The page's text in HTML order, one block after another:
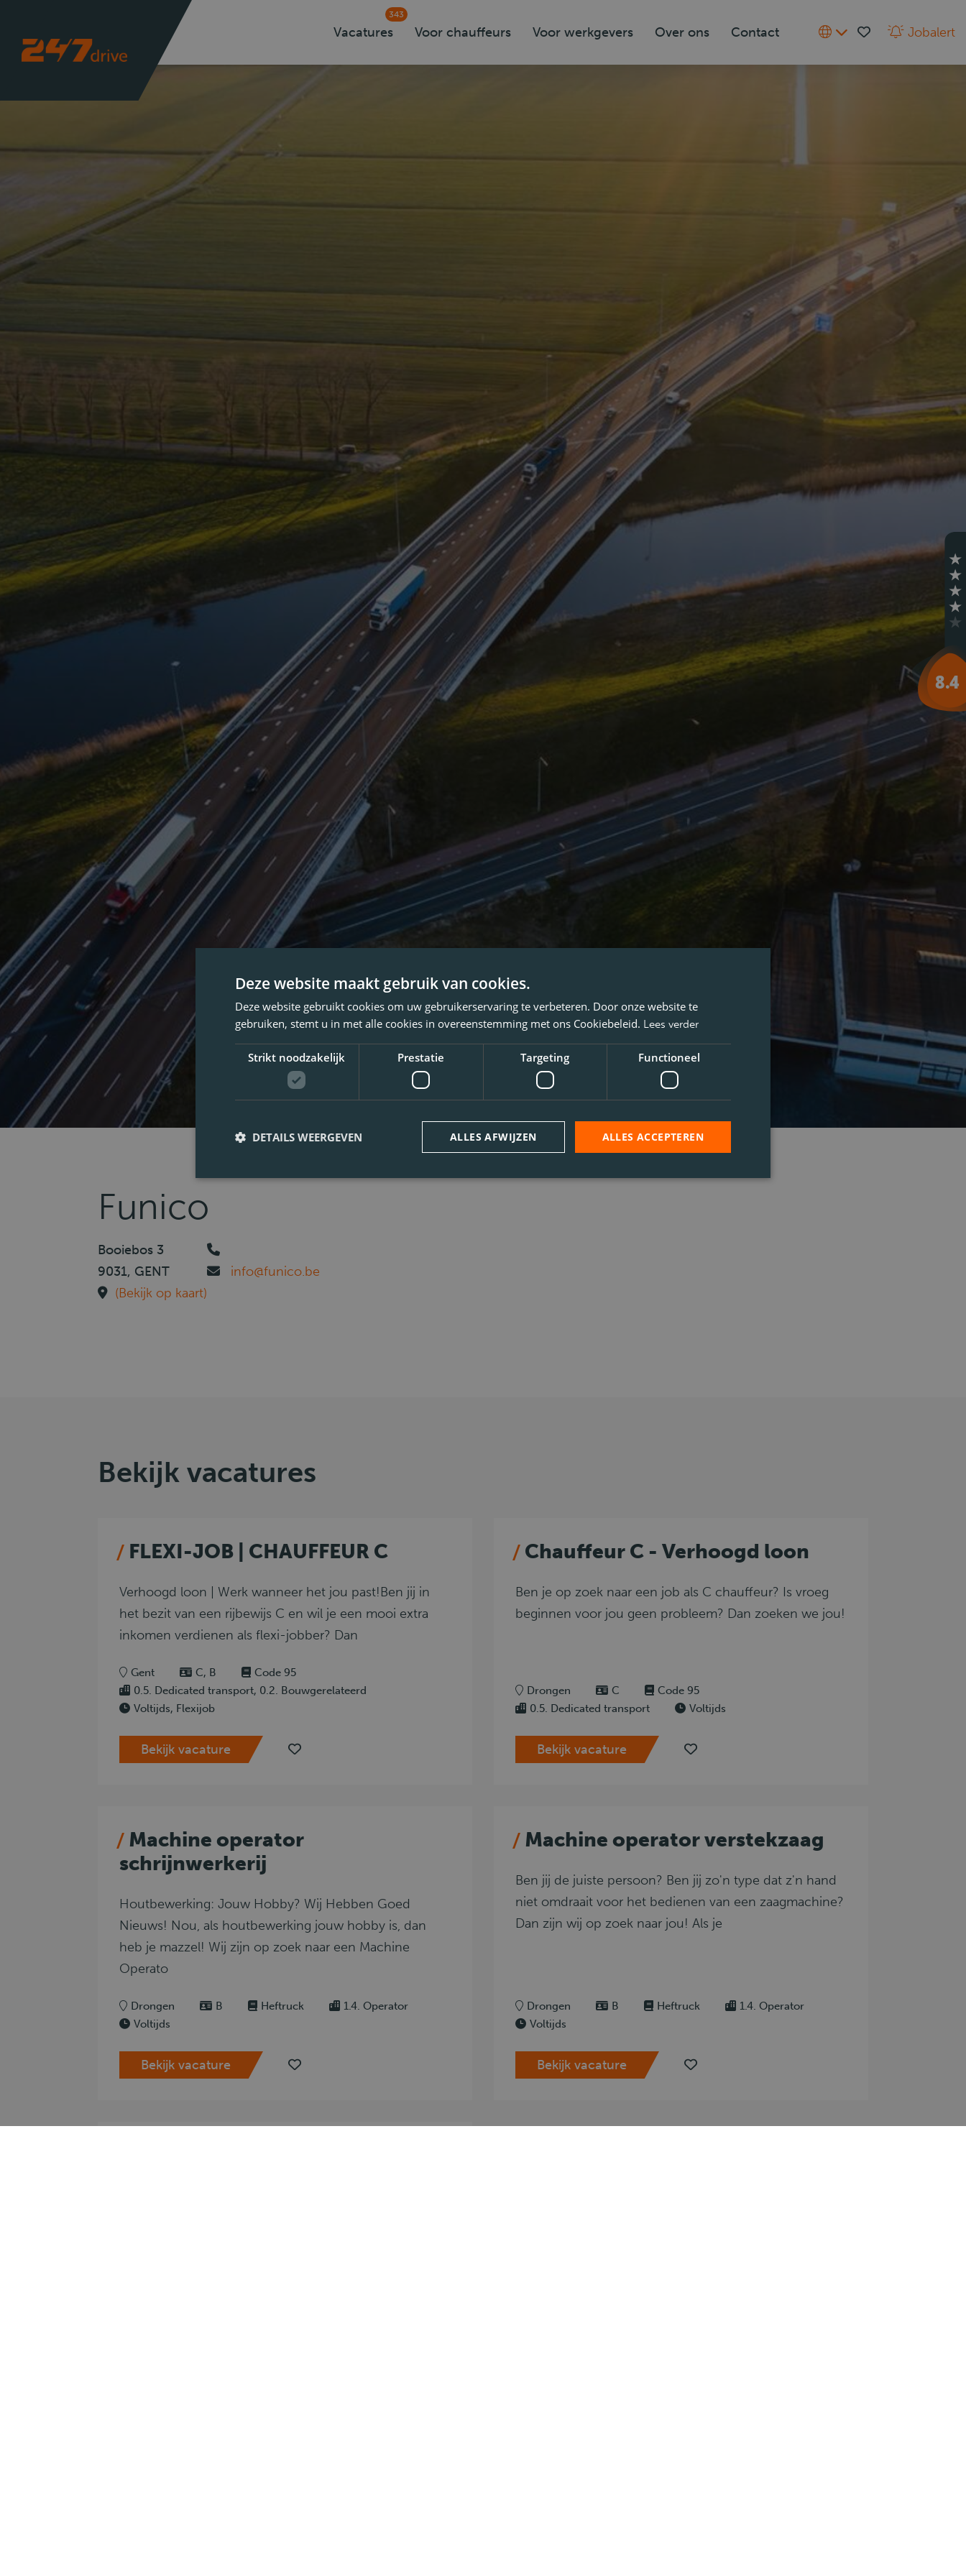
Vacatures
343
Voor chauffeurs Voor werkgevers Over ons Contact Jobalert
Funico
Booiebos 3
9031, GENT
(Bekijk op kaart)
info@funico.be
Bekijk vacatures
FLEXI-JOB | CHAUFFEUR C
Verhoogd loon | Werk wanneer het jou past!Ben jij in
het bezit van een rijbewijs C en wil je een mooi extra
inkomen verdienen als flexi-jobber? Dan
Gent C, B
Code 95
0.5. Dedicated transport, 0.2. Bouwgerelateerd
Voltijds, Flexijob
Bekijk vacature
Chauffeur C - Verhoogd loon
Ben je op zoek naar een job als C chauffeur? Is vroeg
beginnen voor jou geen probleem? Dan zoeken we jou!
Drongen C
Code 95
0.5. Dedicated transport
Voltijds
Bekijk vacature
Machine operator
schrijnwerkerij
Houtbewerking: Jouw Hobby? Wij Hebben Goed
Nieuws! Nou, als houtbewerking jouw hobby is, dan
heb je mazzel! Wij zijn op zoek naar een Machine
Operato
Drongen B Heftruck
1.4. Operator
Voltijds
Bekijk vacature
Machine operator verstekzaag
Ben jij de juiste persoon? Ben jij zo'n type dat z'n hand
niet omdraait voor het bedienen van een zaagmachine?
Dan zijn wij op zoek naar jou! Als je
Drongen B Heftruck
1.4. Operator
Voltijds
Bekijk vacature
Deze website maakt gebruik van cookies.
Deze website gebruikt cookies om uw gebruikerservaring te verbeteren. Door onze website te
gebruiken, stemt u in met alle cookies in overeenstemming met ons Cookiebeleid. Lees verder
Strikt noodzakelijk Prestatie Targeting Functioneel
ALLES ACCEPTEREN
ALLES AFWIJZEN
DETAILS WEERGEVEN